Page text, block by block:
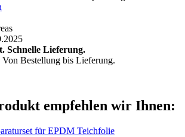
Schnelle Lieferung.
Von Bestellung bis Lieferung.
empfehlen wir Ihnen: